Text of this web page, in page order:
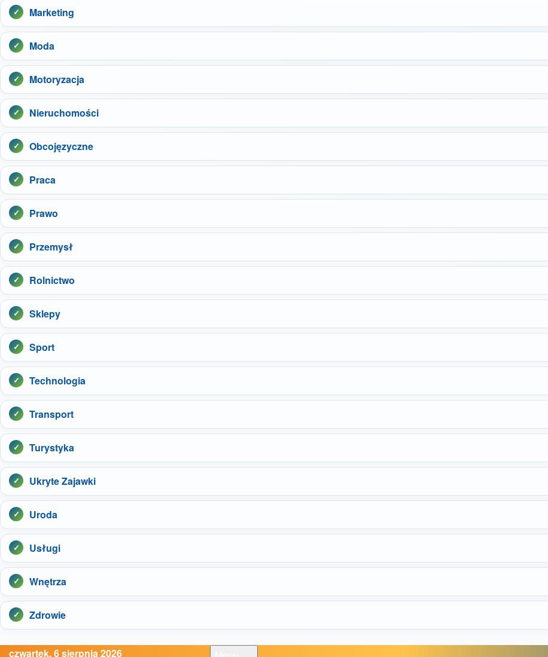
Marketing
Moda
Motoryzacja
Nieruchomości
Obcojęzyczne
Praca
Prawo
Przemysł
Rolnictwo
Sklepy
Sport
Technologia
Transport
Turystyka
Ukryte Zajawki
Uroda
Usługi
Wnętrza
Zdrowie
czwartek, 6 sierpnia 2026